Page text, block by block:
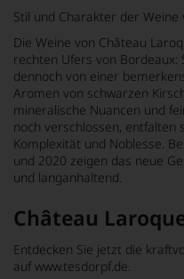
Stil und Charakter der Weine
Die Weine von Château
rechten Ufers von
dennoch von einer
Aromen von schwarzen
mineralische Nuancen und
noch verschlossen, entfalten
Komplexität und Noblesse.
und 2020 zeigen das neue
und langanhaltend.
Château
Entdecken Sie jetzt die
auf www.tesdorpf.de.